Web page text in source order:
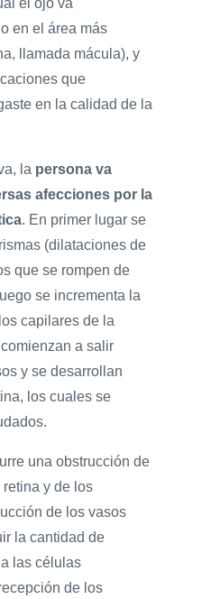
el ojo va
en el área más
llamada mácula), y
que
en la calidad de la
la persona va
afecciones por la
. En primer lugar se
(dilataciones de
que se rompen de
se incrementa la
capilares de la
a salir
y se desarrollan
los cuales se
una obstrucción de
retina y de los
de los vasos
la cantidad de
las células
de los